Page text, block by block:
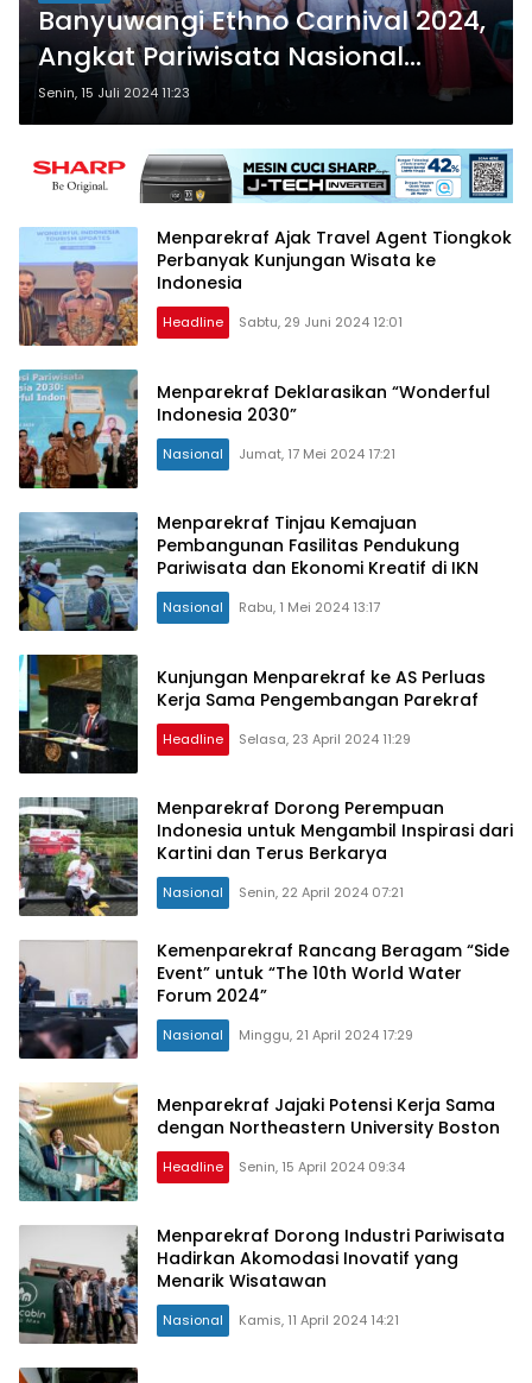
Banyuwangi Ethno Carnival 2024,
Angkat Pariwisata Nasional
melalui Festival Bertaraf
Internasional
Senin, 15 Juli 2024 11:23
Menparekraf Ajak Travel Agent Tiongkok
Perbanyak Kunjungan Wisata ke
Indonesia
Headline Sabtu, 29 Juni 2024 12:01
Menparekraf Deklarasikan “Wonderful
Indonesia 2030”
Nasional Jumat, 17 Mei 2024 17:21
Menparekraf Tinjau Kemajuan
Pembangunan Fasilitas Pendukung
Pariwisata dan Ekonomi Kreatif di IKN
Nasional Rabu, 1 Mei 2024 13:17
Kunjungan Menparekraf ke AS Perluas
Kerja Sama Pengembangan Parekraf
Headline Selasa, 23 April 2024 11:29
Menparekraf Dorong Perempuan
Indonesia untuk Mengambil Inspirasi dari
Kartini dan Terus Berkarya
Nasional Senin, 22 April 2024 07:21
Kemenparekraf Rancang Beragam “Side
Event” untuk “The 10th World Water
Forum 2024”
Nasional Minggu, 21 April 2024 17:29
Menparekraf Jajaki Potensi Kerja Sama
dengan Northeastern University Boston
Headline Senin, 15 April 2024 09:34
Menparekraf Dorong Industri Pariwisata
Hadirkan Akomodasi Inovatif yang
Menarik Wisatawan
Nasional Kamis, 11 April 2024 14:21